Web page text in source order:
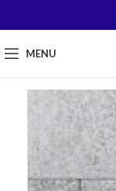
MENU